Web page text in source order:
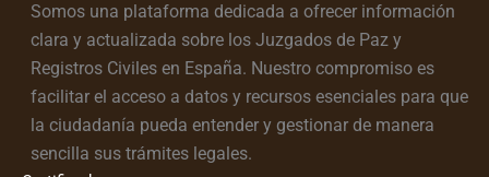
Somos una plataforma dedicada a ofrecer información
clara y actualizada sobre los Juzgados de Paz y
Registros Civiles en España. Nuestro compromiso es
facilitar el acceso a datos y recursos esenciales para que
la ciudadanía pueda entender y gestionar de manera
sencilla sus trámites legales.